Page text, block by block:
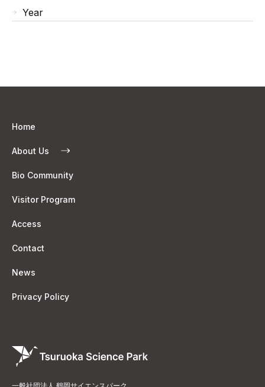
Year
Home
About Us
Bio Community
Visitor Program
Access
Contact
News
Privacy Policy